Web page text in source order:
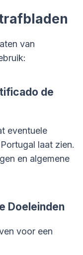
van
de
eventuele
laat zien.
en algemene
Doeleinden
voor een